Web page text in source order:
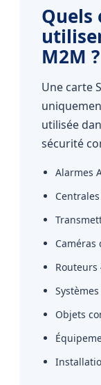
Quels
M2M ?
Une carte
utilisée
sécurité
Alarmes
Caméras
Routeurs
Objets